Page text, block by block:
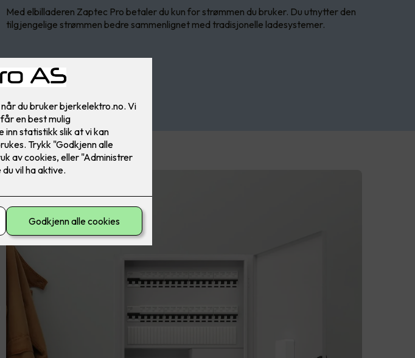
Med elbilladeren Zaptec Pro betaler du kun for strømmen du bruker. Du utnytter den
tilgjengelige strømmen bedre sammenlignet med tradisjonelle ladesystemer.